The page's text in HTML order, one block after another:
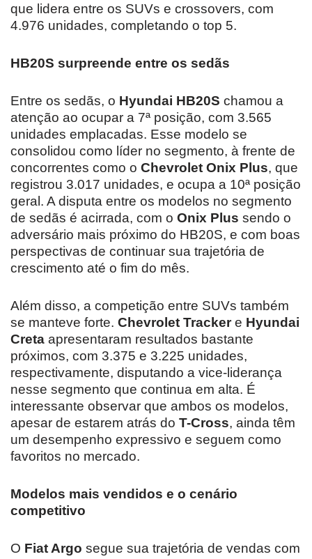
que lidera entre os SUVs e crossovers, com
4.976 unidades, completando o top 5.
HB20S surpreende entre os sedãs
Entre os sedãs, o Hyundai HB20S chamou a
atenção ao ocupar a 7ª posição, com 3.565
unidades emplacadas. Esse modelo se
consolidou como líder no segmento, à frente de
concorrentes como o Chevrolet Onix Plus, que
registrou 3.017 unidades, e ocupa a 10ª posição
geral. A disputa entre os modelos no segmento
de sedãs é acirrada, com o Onix Plus sendo o
adversário mais próximo do HB20S, e com boas
perspectivas de continuar sua trajetória de
crescimento até o fim do mês.
Além disso, a competição entre SUVs também
se manteve forte. Chevrolet Trackere Hyundai
Creta apresentaram resultados bastante
próximos, com 3.375 e 3.225 unidades,
respectivamente, disputando a vice-liderança
nesse segmento que continua em alta. É
interessante observar que ambos os modelos,
apesar de estarem atrás do T-Cross, ainda têm
um desempenho expressivo e seguem como
favoritos no mercado.
Modelos mais vendidos e o cenário
competitivo
O Fiat Argo segue sua trajetória de vendas com